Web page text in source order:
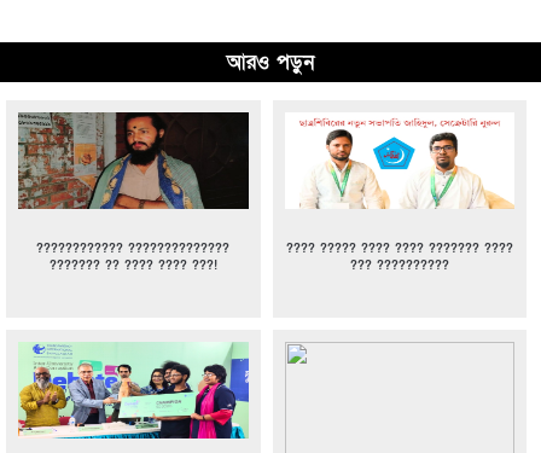
আরও পড়ুন
???????????? ??????????????
??????? ?? ???? ???? ???!
???? ????? ???? ???? ??????? ????
??? ??????????